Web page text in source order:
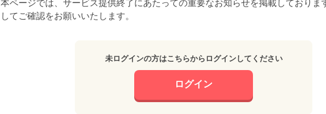
本ページでは、サービス提供終了にあたっての重要なお知らせを掲載しておりま
してご確認をお願いいたします。
未ログインの方はこちらからログインしてください
ログイン